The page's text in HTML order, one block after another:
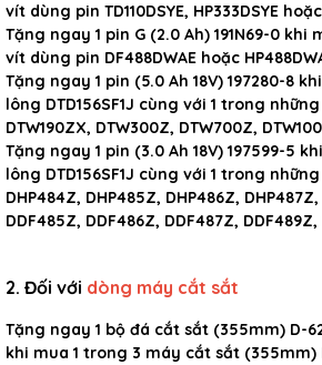
vít dùng pin TD110DSYE, HP333DSYE
Tặng ngay 1 pin G (2.0 Ah) 191N69-0
vít dùng pin DF488DWAE hoặc
Tặng ngay 1 pin (5.0 Ah 18V) 197280-8
lông DTD156SF1J cùng với 1 trong
DTW190ZX, DTW300Z, DTW700Z,
Tặng ngay 1 pin (3.0 Ah 18V) 197599-5
lông DTD156SF1J cùng với 1 trong
DHP484Z, DHP485Z, DHP486Z,
DDF485Z, DDF486Z, DDF487Z, DDF489Z,
2. Đối với dòng máy cắt sắt
Tặng ngay 1 bộ đá cắt sắt (355mm) D-
khi mua 1 trong 3 máy cắt sắt (355mm)